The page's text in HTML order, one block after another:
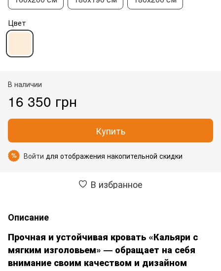
Цвет
В наличии
16 350 грн
Купить
% Войти для отображения накопительной скидки
В избранное
Описание
Прочная и устойчивая кровать «Кальяри с
мягким изголовьем» — обращает на себя
внимание своим качеством и дизайном